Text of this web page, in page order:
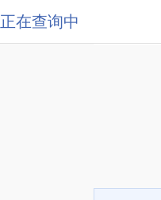
正在查询中